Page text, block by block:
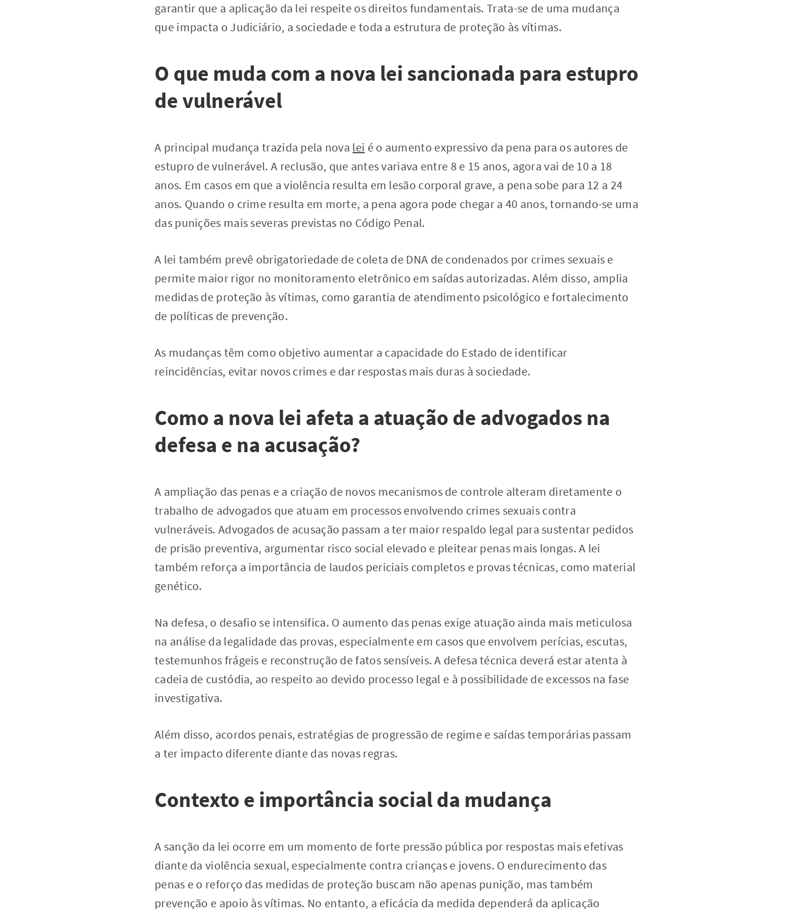
garantir que a aplicação da lei respeite os direitos fundamentais. Trata-se de uma mudança
que impacta o Judiciário, a sociedade e toda a estrutura de proteção às vítimas.
O que muda com a nova lei sancionada para estupro
de vulnerável
A principal mudança trazida pela nova lei é o aumento expressivo da pena para os autores de
estupro de vulnerável. A reclusão, que antes variava entre 8 e 15 anos, agora vai de 10 a 18
anos. Em casos em que a violência resulta em lesão corporal grave, a pena sobe para 12 a 24
anos. Quando o crime resulta em morte, a pena agora pode chegar a 40 anos, tornando-se uma
das punições mais severas previstas no Código Penal.
A lei também prevê obrigatoriedade de coleta de DNA de condenados por crimes sexuais e
permite maior rigor no monitoramento eletrônico em saídas autorizadas. Além disso, amplia
medidas de proteção às vítimas, como garantia de atendimento psicológico e fortalecimento
de políticas de prevenção.
As mudanças têm como objetivo aumentar a capacidade do Estado de identificar
reincidências, evitar novos crimes e dar respostas mais duras à sociedade.
Como a nova lei afeta a atuação de advogados na
defesa e na acusação?
A ampliação das penas e a criação de novos mecanismos de controle alteram diretamente o
trabalho de advogados que atuam em processos envolvendo crimes sexuais contra
vulneráveis. Advogados de acusação passam a ter maior respaldo legal para sustentar pedidos
de prisão preventiva, argumentar risco social elevado e pleitear penas mais longas. A lei
também reforça a importância de laudos periciais completos e provas técnicas, como material
genético.
Na defesa, o desafio se intensifica. O aumento das penas exige atuação ainda mais meticulosa
na análise da legalidade das provas, especialmente em casos que envolvem perícias, escutas,
testemunhos frágeis e reconstrução de fatos sensíveis. A defesa técnica deverá estar atenta à
cadeia de custódia, ao respeito ao devido processo legal e à possibilidade de excessos na fase
investigativa.
Além disso, acordos penais, estratégias de progressão de regime e saídas temporárias passam
a ter impacto diferente diante das novas regras.
Contexto e importância social da mudança
A sanção da lei ocorre em um momento de forte pressão pública por respostas mais efetivas
diante da violência sexual, especialmente contra crianças e jovens. O endurecimento das
penas e o reforço das medidas de proteção buscam não apenas punição, mas também
prevenção e apoio às vítimas. No entanto, a eficácia da medida dependerá da aplicação